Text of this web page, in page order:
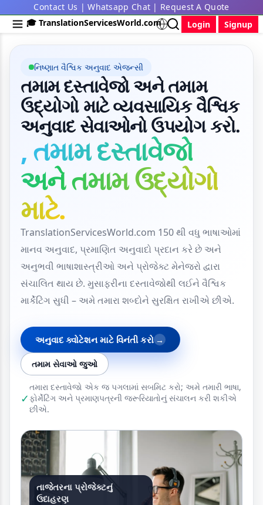
Contact Us |Whatsapp Chat | Request A Quote
🎓 TranslationServicesWorld.com
Login Signup
નિષ્ણાત વૈશ્વિક અનુવાદ એજન્સી
તમામ દસ્તાવેજો અને તમામ
ઉદ્યોગો માટે વ્યવસાયિક વૈશ્વિક
અનુવાદ સેવાઓનો ઉપયોગ કરો.
, તમામ દસ્તાવેજો
અને તમામ ઉદ્યોગો
માટે.
TranslationServicesWorld.com 150 થી વધુ ભાષાઓમાં
માનવ અનુવાદ, પ્રમાણિત અનુવાદો પ્રદાન કરે છે અને
અનુભવી ભાષાશાસ્ત્રીઓ અને પ્રોજેક્ટ મેનેજરો દ્વારા
સંચાલિત થાય છે. મુસાફરીના દસ્તાવેજોથી લઈને વૈશ્વિક
માર્કેટિંગ સુધી – અમે તમારા શબ્દોને સુરક્ષિત રાખીએ છીએ.
અનુવાદ ક્વોટેશન માટે વિનંતી કરો →
તમામ સેવાઓ જુઓ
✓
તમારા દસ્તાવેજો એક જ પગલામાં સબમિટ કરો; અમે તમારી ભાષા,
ફોર્મેટિંગ અને પ્રમાણપત્રની જરૂરિયાતોનું સંચાલન કરી શકીએ
છીએ.
તાજેતરના પ્રોજેક્ટનું
ઉદાહરણ